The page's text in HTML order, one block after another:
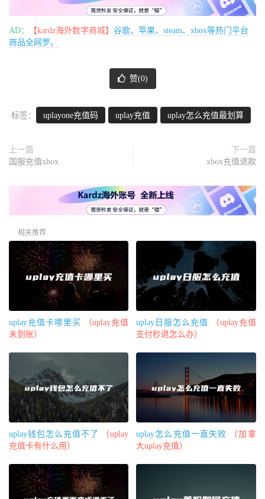
AD： 【kardz海外数字商城】 谷歌、苹果、steam、xbox等热门平台
商品全网罗。
赞(0)
标签： uplayone充值码 uplay充值 uplay怎么充值最划算
上一篇
国服充值xbox
下一篇
xbox充值退款
相关推荐
uplay充值卡哪里买
（uplay充值
未到账）
uplay日服怎么充值
（uplay充值
支付秒退怎么办）
uplay钱包怎么充值不了
（uplay
充值卡有什么用）
uplay怎么充值一直失败
（加拿
大uplay充值）